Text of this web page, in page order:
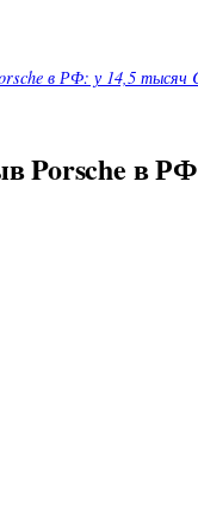
в РФ: у 14,5 тысяч
Porsche в